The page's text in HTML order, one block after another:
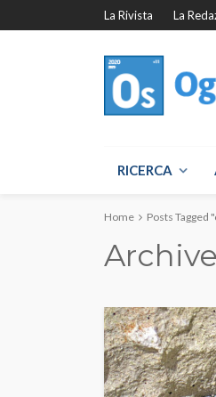
La Rivista La
RICERCA
Home Posts Tagged
Archive